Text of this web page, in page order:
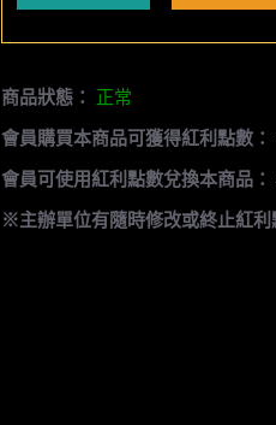
商品狀態： 正常
會員購買本商品可獲得紅利點數：
會員可使用紅利點數兌換本商品：
※主辦單位有隨時修改或終止紅利